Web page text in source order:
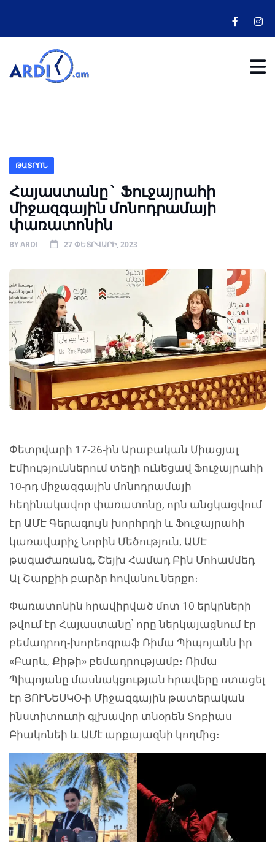
ԹԱՏՐՈՆ
Հայաստանը` Ֆուջայրահի
միջազգային մոնոդրամայի
փառատոնին
BYARDI 27 ՓԵՏՐՎԱՐԻ, 2023
Փետրվարի 17-26-ին Արաբական Միացյալ
Էմիություններում տեղի ունեցավ Ֆուջայրահի
10-րդ միջազգային մոնոդրամայի
հեղինակավոր փառատոնը, որն անցկացվում
էր ԱՄԷ Գերագույն խորհրդի և Ֆուջայրահի
կառավարիչ Նորին Մեծություն, ԱՄԷ
թագաժառանգ, Շեյխ Համադ Բին Մոհամմեդ
Ալ Շարքիի բարձր հովանու ներքո։
Փառատոնին հրավիրված մոտ 10 երկրների
թվում էր Հայաստանը՝ որը ներկայացնում էր
բեմադրող-խորեոգրաֆ Ռիմա Պիպոյանն իր
«Բարև, Քիթի» բեմադրությամբ։ Ռիմա
Պիպոյանը մասնակցության հրավերը ստացել
էր ՅՈՒՆԵՍԿՕ-ի Միջազգային թատերական
ինստիտուտի գլխավոր տնօրեն Տոբիաս
Բիակոնեի և ԱՄէ արքայազնի կողմից։